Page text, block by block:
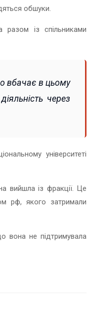
обшуки.
із спільниками
вбачає в цьому
через
університеті
вийшла із фракції. Це
рф, якого затримали
вона не підтримувала